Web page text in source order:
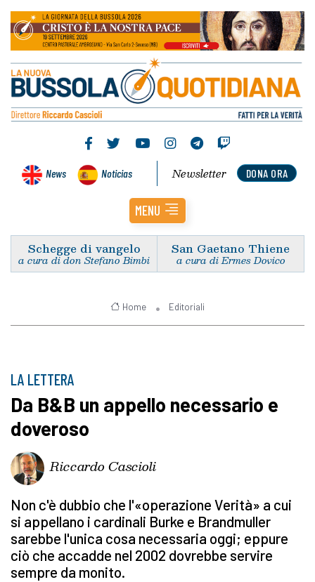
News Noticias DONA ORA
Newsletter
MENU
Schegge di vangelo
a cura di don Stefano Bimbi
San Gaetano Thiene
a cura di Ermes Dovico
Home Editoriali
LA LETTERA
Da B&B un appello necessario e
doveroso
Riccardo Cascioli
Non c'è dubbio che l'«operazione Verità» a cui
si appellano i cardinali Burke e Brandmuller
sarebbe l'unica cosa necessaria oggi; eppure
ciò che accadde nel 2002 dovrebbe servire
sempre da monito.